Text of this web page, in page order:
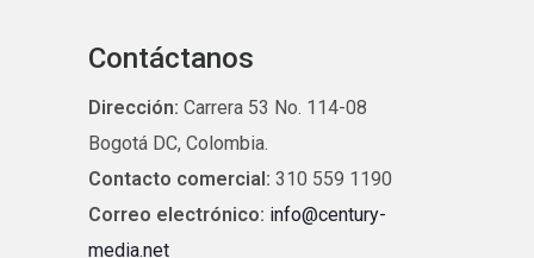
Contáctanos
Dirección: Carrera 53 No. 114-08
Bogotá DC, Colombia.
Contacto comercial: 310 559 1190
Correo electrónico: info@century-
media.net